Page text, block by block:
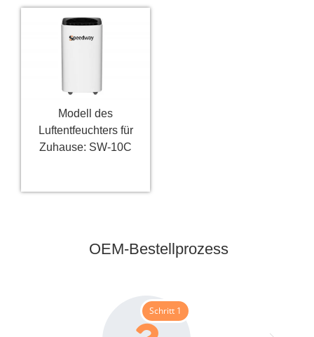
Modell des
Luftentfeuchters für
Zuhause: SW-10C
OEM-Bestellprozess
Schritt 1